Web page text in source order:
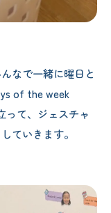
なで一緒に曜日と
of the week
って、ジェスチャ
ていきます。